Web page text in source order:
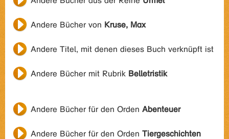
Andere Bücher von Kruse, Max
Andere Titel, mit denen dieses Buch verknüpft ist
Andere Bücher mit Rubrik Belletristik
Andere Bücher für den Orden Abenteuer
Andere Bücher für den Orden Tiergeschichten